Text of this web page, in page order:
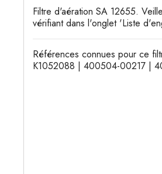
Filtre d'aération SA 12655.
vérifiant dans l'onglet 'Liste
Références connues pour ce
K1052088 | 400504-00217 |